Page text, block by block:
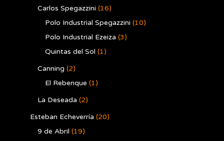
Carlos Spegazzini (16)
Polo Industrial Spegazzini (10)
Polo Industrial Ezeiza (3)
Quintas del Sol (1)
Canning (2)
El Rebenque (1)
La Deseada (2)
Esteban Echeverría (20)
9 de Abril (19)